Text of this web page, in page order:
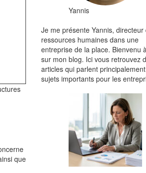
que
Yannis
Je me présente Yannis, directeur
ressources humaines dans une
entreprise de la place. Bienvenu
sur mon blog. Ici vous retrouvez
articles qui parlent
sujets importants pour les